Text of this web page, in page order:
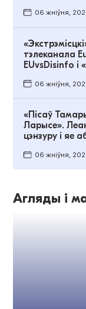
06 жніўня,
тэлеканала
EUvsDisinfo і
06 жніўня,
«Пісаў
Ларысе».
цэнзуру і яе
06 жніўня,
Агляды і